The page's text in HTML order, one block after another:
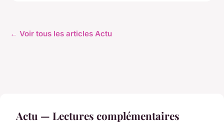
← Voir tous les articles Actu
Actu — Lectures complémentaires